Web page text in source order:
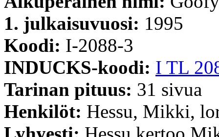
1. julkaisuvuosi: 1995
Koodi: I-2088-3
INDUCKS-koodi: I TL
Tarinan pituus: 31 sivua
Henkilöt: Hessu, Mikki,